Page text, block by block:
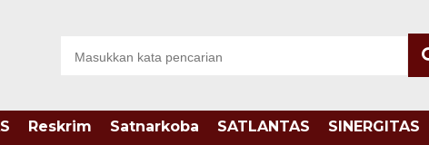
Reskrim Satnarkoba SATLANTAS SINERGITAS